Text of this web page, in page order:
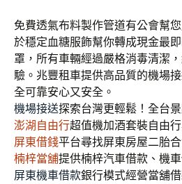
免費透氣布料製作管道有公會幫您
於穩定血糖服飾幫你轉成現金最
罩，所有車輛經過嚴格消毒清潔
驗。兆豐租車提供高品質的機場
全可靠安心又安全。
機場接送探索台灣更輕鬆！全台
澎湖自由行超值機加酒套裝自由
屏東借錢平台尋找屏東房屋二胎
楠梓當舖提供楠梓汽車借款、機
屏東機車借款銀行模式經營當舖